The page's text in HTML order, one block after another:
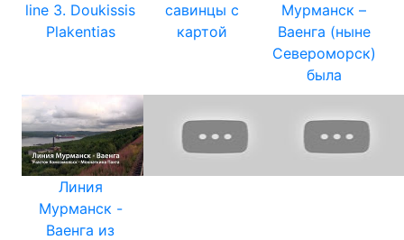
line 3. Doukissis
Plakentias
савинцы с
картой
Мурманск –
Ваенга (ныне
Североморск)
была
Линия
Мурманск -
Ваенга из